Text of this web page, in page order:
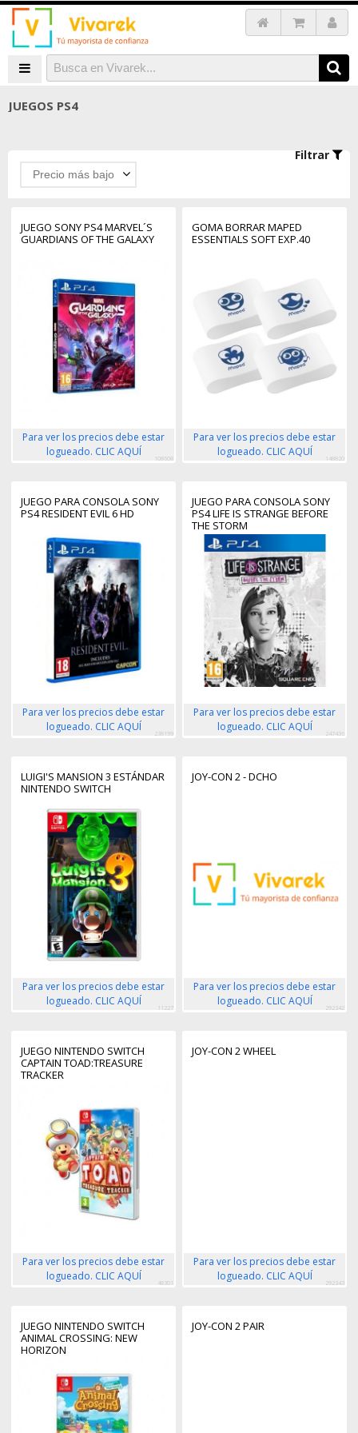
JUEGOS PS4
Filtrar
Precio más bajo
JUEGO SONY PS4 MARVEL´S
GUARDIANS OF THE GALAXY
Para ver los precios debe estar
logueado. CLIC AQUÍ
108608
GOMA BORRAR MAPED
ESSENTIALS SOFT EXP.40
Para ver los precios debe estar
logueado. CLIC AQUÍ
148820
JUEGO PARA CONSOLA SONY
PS4 RESIDENT EVIL 6 HD
Para ver los precios debe estar
logueado. CLIC AQUÍ
238199
JUEGO PARA CONSOLA SONY
PS4 LIFE IS STRANGE BEFORE
THE STORM
Para ver los precios debe estar
logueado. CLIC AQUÍ
247436
LUIGI'S MANSION 3 ESTÁNDAR
NINTENDO SWITCH
Para ver los precios debe estar
logueado. CLIC AQUÍ
11227
JOY-CON 2 - DCHO
Para ver los precios debe estar
logueado. CLIC AQUÍ
292342
JUEGO NINTENDO SWITCH
CAPTAIN TOAD:TREASURE
TRACKER
Para ver los precios debe estar
logueado. CLIC AQUÍ
48301
JOY-CON 2 WHEEL
Para ver los precios debe estar
logueado. CLIC AQUÍ
292343
JUEGO NINTENDO SWITCH
ANIMAL CROSSING: NEW
HORIZON
JOY-CON 2 PAIR